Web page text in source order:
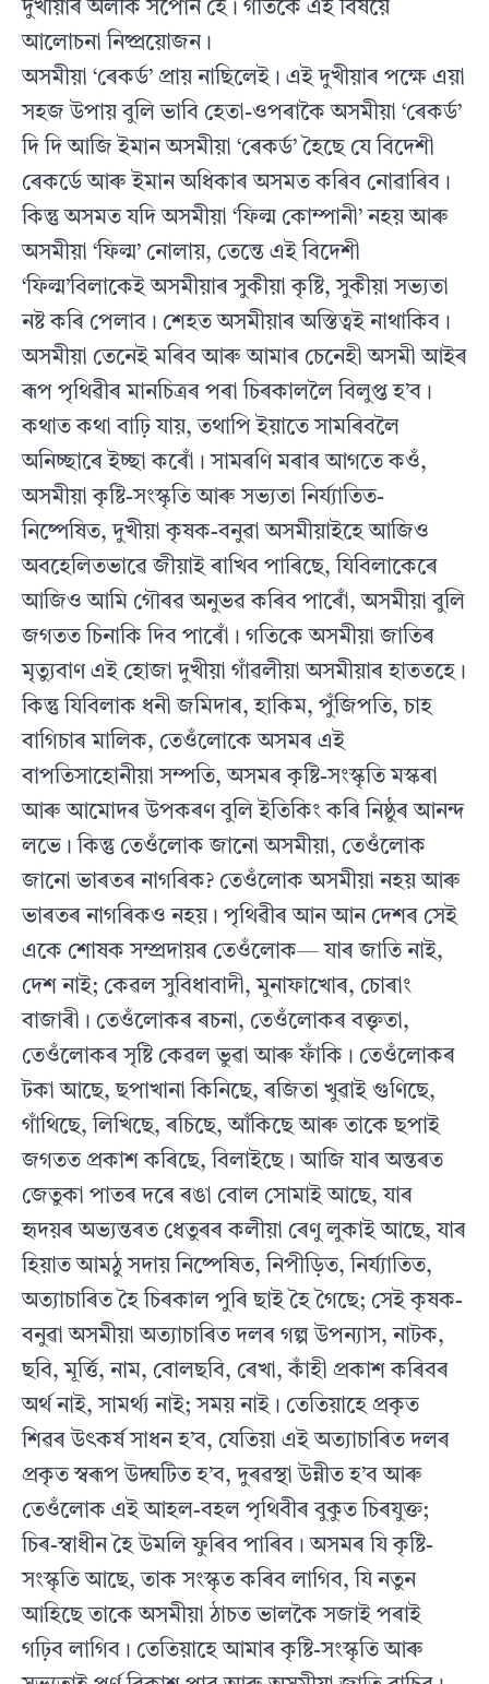
দুখীয়াৰ অলীক সপোন হে। গতিকে এই বিষয়ে
আলোচনা নিষ্প্ৰয়োজন।
অসমীয়া ‘ৰেকর্ড’ প্রায় নাছিলেই। এই দুখীয়াৰ পক্ষে এয়া
সহজ উপায় বুলি ভাবি হেতা-ওপৰাকৈ অসমীয়া ‘ৰেকর্ড’
দি দি আজি ইমান অসমীয়া ‘ৰেকর্ড’ হৈছে যে বিদেশী
ৰেকৰ্ডে আৰু ইমান অধিকাৰ অসমত কৰিব নোৱাৰিব।
কিন্তু অসমত যদি অসমীয়া ‘ফিল্ম কোম্পানী’ নহয় আৰু
অসমীয়া ‘ফিল্ম’ নোলায়, তেন্তে এই বিদেশী
‘ফিল্ম’বিলাকেই অসমীয়াৰ সুকীয়া কৃষ্টি, সুকীয়া সভ্যতা
নষ্ট কৰি পেলাব। শেহত অসমীয়াৰ অস্তিত্বই নাথাকিব।
অসমীয়া তেনেই মৰিব আৰু আমাৰ চেনেহী অসমী আইৰ
ৰূপ পৃথিৱীৰ মানচিত্ৰৰ পৰা চিৰকাললৈ বিলুপ্ত হ’ব।
কথাত কথা বাঢ়ি যায়, তথাপি ইয়াতে সামৰিবলৈ
অনিচ্ছাৰে ইচ্ছা কৰোঁ। সামৰণি মৰাৰ আগতে কওঁ,
অসমীয়া কৃষ্টি-সংস্কৃতি আৰু সভ্যতা নির্য্যাতিত-
নিষ্পেষিত, দুখীয়া কৃষক-বনুৱা অসমীয়াইহে আজিও
অবহেলিতভাৱে জীয়াই ৰাখিব পাৰিছে, যিবিলাকেৰে
আজিও আমি গৌৰৱ অনুভৱ কৰিব পাৰোঁ, অসমীয়া বুলি
জগতত চিনাকি দিব পাৰোঁ। গতিকে অসমীয়া জাতিৰ
মৃত্যুবাণ এই হোজা দুখীয়া গাঁৱলীয়া অসমীয়াৰ হাততহে।
কিন্তু যিবিলাক ধনী জমিদাৰ, হাকিম, পুঁজিপতি, চাহ
বাগিচাৰ মালিক, তেওঁলোকে অসমৰ এই
বাপতিসাহোনীয়া সম্পতি, অসমৰ কৃষ্টি-সংস্কৃতি মস্কৰা
আৰু আমোদৰ উপকৰণ বুলি ইতিকিং কৰি নিষ্ঠুৰ আনন্দ
লভে। কিন্তু তেওঁলোক জানো অসমীয়া, তেওঁলোক
জানো ভাৰতৰ নাগৰিক? তেওঁলোক অসমীয়া নহয় আৰু
ভাৰতৰ নাগৰিকও নহয়। পৃথিৱীৰ আন আন দেশৰ সেই
একে শোষক সম্প্রদায়ৰ তেওঁলোক— যাৰ জাতি নাই,
দেশ নাই; কেৱল সুবিধাবাদী, মুনাফাখোৰ, চোৰাং
বাজাৰী। তেওঁলোকৰ ৰচনা, তেওঁলোকৰ বক্তৃতা,
তেওঁলোকৰ সৃষ্টি কেৱল ভুৱা আৰু ফাঁকি। তেওঁলোকৰ
টকা আছে, ছপাখানা কিনিছে, ৰজিতা খুৱাই গুণিছে,
গাঁথিছে, লিখিছে, ৰচিছে, আঁকিছে আৰু তাকে ছপাই
জগতত প্রকাশ কৰিছে, বিলাইছে। আজি যাৰ অন্তৰত
জেতুকা পাতৰ দৰে ৰঙা বোল সোমাই আছে, যাৰ
হৃদয়ৰ অভ্যন্তৰত ধেতুৰৰ কলীয়া ৰেণু লুকাই আছে, যাৰ
হিয়াত আমঠু সদায় নিষ্পেষিত, নিপীড়িত, নিৰ্য্যাতিত,
অত্যাচাৰিত হৈ চিৰকাল পুৰি ছাই হৈ গৈছে; সেই কৃষক-
বনুৱা অসমীয়া অত্যাচাৰিত দলৰ গল্প উপন্যাস, নাটক,
ছবি, মূৰ্ত্তি, নাম, বোলছবি, ৰেখা, কাঁহী প্রকাশ কৰিবৰ
অর্থ নাই, সামর্থ্য নাই; সময় নাই। তেতিয়াহে প্রকৃত
শিৱৰ উৎকর্ষ সাধন হ’ব, যেতিয়া এই অত্যাচাৰিত দলৰ
প্রকৃত স্বৰূপ উদ্ঘটিত হ’ব, দুৰৱস্থা উন্নীত হ’ব আৰু
তেওঁলোক এই আহল-বহল পৃথিবীৰ বুকুত চিৰযুক্ত;
চিৰ-স্বাধীন হৈ উমলি ফুৰিব পাৰিব। অসমৰ যি কৃষ্টি-
সংস্কৃতি আছে, তাক সংস্কৃত কৰিব লাগিব, যি নতুন
আহিছে তাকে অসমীয়া ঠাচত ভালকৈ সজাই পৰাই
গঢ়িব লাগিব। তেতিয়াহে আমাৰ কৃষ্টি-সংস্কৃতি আৰু